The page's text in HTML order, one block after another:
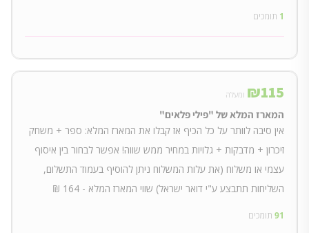
1 תומכים
₪115 ומעלה
המארז המלא של "פילי פלאים"
אין סיבה לוותר על כל הכיף אז קבלו את המארז המלא: ספר + משחק
זיכרון + מדבקות + גלויות במחיר ממש שווה! אפשר לבחור בין איסוף
עצמי או משלוח (את עלות המשלוח ניתן להוסיף בעמוד התשלום,
השליחות תתבצע ע"י דואר ישראל) שווי המארז המלא - 164 ₪
91 תומכים